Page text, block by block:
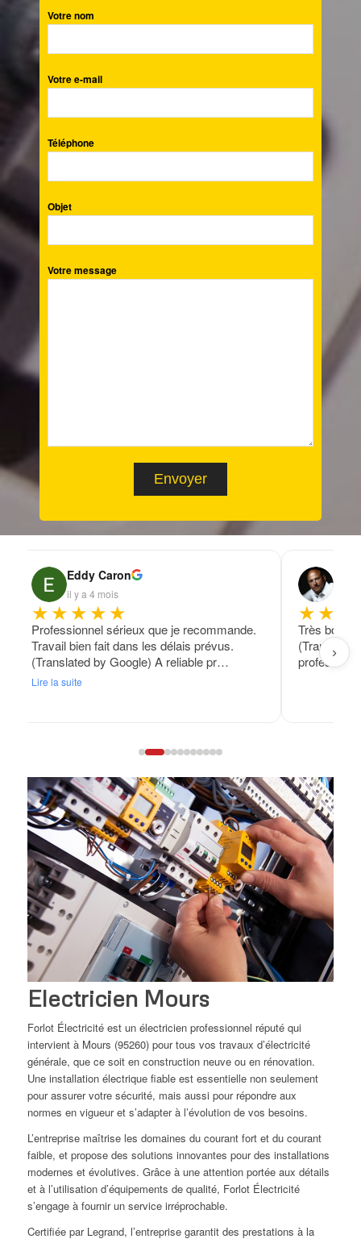
Votre nom
Votre e-mail
Téléphone
Objet
Votre message
Eddy Caron
il y a 4 mois
★★★★★
Professionnel sérieux que je recommande.
Travail bien fait dans les délais prévus.
(Translated by Google) A reliable pr…
Lire la suite
Très bon
›
Electricien Mours
Forlot Électricité est un électricien professionnel réputé qui
intervient à Mours (95260) pour tous vos travaux d’électricité
générale, que ce soit en construction neuve ou en rénovation.
Une installation électrique fiable est essentielle non seulement
pour assurer votre sécurité, mais aussi pour répondre aux
normes en vigueur et s’adapter à l’évolution de vos besoins.
L’entreprise maîtrise les domaines du courant fort et du courant
faible, et propose des solutions innovantes pour des installations
modernes et évolutives. Grâce à une attention portée aux détails
et à l’utilisation d’équipements de qualité, Forlot Électricité
s’engage à fournir un service irréprochable.
Certifiée par Legrand, l’entreprise garantit des prestations à la